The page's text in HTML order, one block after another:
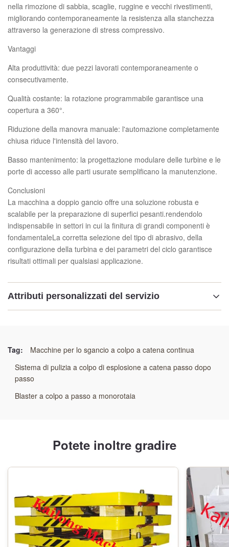
nella rimozione di sabbia, scaglie, ruggine e vecchi rivestimenti,
migliorando contemporaneamente la resistenza alla stanchezza
attraverso la generazione di stress compressivo.
Vantaggi
Alta produttività: due pezzi lavorati contemporaneamente o
consecutivamente.
Qualità costante: la rotazione programmabile garantisce una
copertura a 360°.
Riduzione della manovra manuale: l'automazione completamente
chiusa riduce l'intensità del lavoro.
Basso mantenimento: la progettazione modulare delle turbine e le
porte di accesso alle parti usurate semplificano la manutenzione.
Conclusioni
La macchina a doppio gancio offre una soluzione robusta e
scalabile per la preparazione di superfici pesanti.rendendolo
indispensabile in settori in cui la finitura di grandi componenti è
fondamentaleLa corretta selezione del tipo di abrasivo, della
configurazione della turbina e dei parametri del ciclo garantisce
risultati ottimali per qualsiasi applicazione.
Attributi personalizzati del servizio
hanger
Tag:
Macchine per lo sgancio a colpo a catena continua
Sistema di pulizia a colpo di esplosione a catena passo dopo
passo
Blaster a colpo a passo a monorotaia
Potete inoltre gradire